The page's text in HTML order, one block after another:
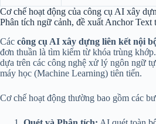
Cơ chế hoạt động của công cụ AI xây
Phân tích ngữ cảnh, đề xuất Anchor Text
Các công cụ AI xây dựng liên kết nội
đơn thuần là tìm kiếm từ khóa trùng
dựa trên các công nghệ xử lý ngôn ngữ
máy học (Machine Learning) tiên tiến.
Cơ chế hoạt động thường bao gồm các